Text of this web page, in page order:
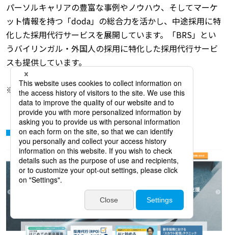
パーソルキャリアの豊富な事例やノウハウ、そしてマーケ
ット情報を持つ「doda」の総合力を活かし、中途採用に特
化した採用代行サービスを展開しています。「BRS」とい
うバイリンガル・外国人の採用に特化した採用代行サービ
スも提供しています。
※参考：doda PRO
3．キャリアマート